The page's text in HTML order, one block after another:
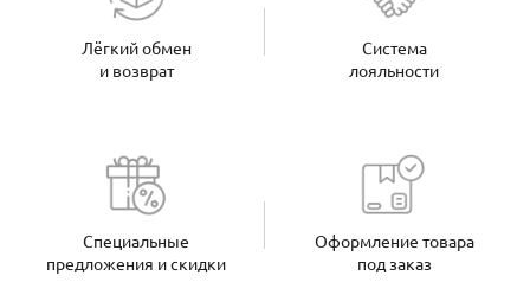
Лёгкий обмен
и возврат
Система
лояльности
Специальные
предложения и скидки
Оформление товара
под заказ